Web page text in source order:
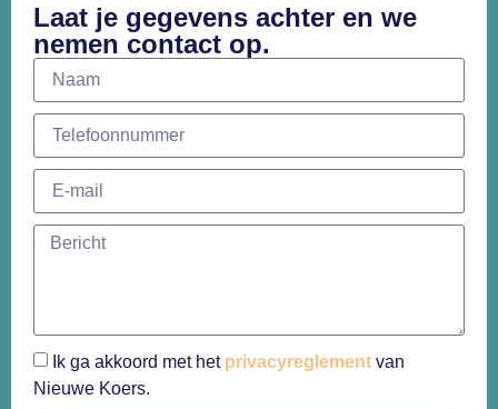
Laat je gegevens achter en we
nemen contact op.
Ik ga akkoord met het privacyreglement van
Nieuwe Koers.